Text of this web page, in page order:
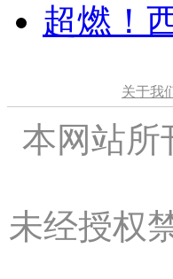
超燃！
关于我
本网站所
未经授权